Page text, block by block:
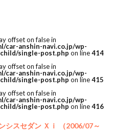
offset on false in
car-anshin-navi.co.jp/wp-
single-post.php on line414
offset on false in
car-anshin-navi.co.jp/wp-
single-post.php on line415
offset on false in
car-anshin-navi.co.jp/wp-
single-post.php on line416
シスセダン Ｘｉ （2006/07～